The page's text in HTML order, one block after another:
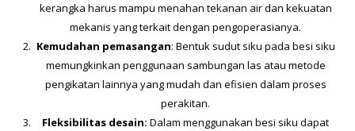
kerangka harus mampu menahan tekanan air dan kekuatan
mekanis yang terkait dengan pengoperasianya.
Kemudahan pemasangan: Bentuk sudut siku pada besi siku
memungkinkan penggunaan sambungan las atau metode
pengikatan lainnya yang mudah dan efisien dalam proses
perakitan.
Fleksibilitas desain: Dalam menggunakan besi siku dapat